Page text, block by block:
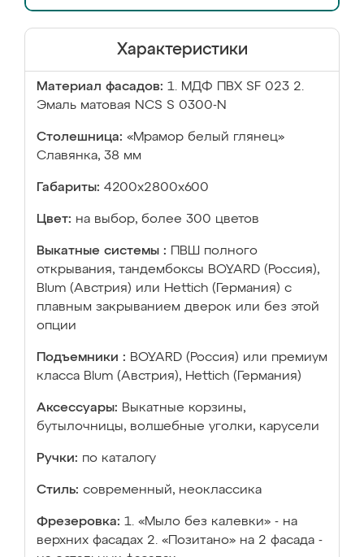
Характеристики
Материал фасадов: 1. МДФ ПВХ SF 023 2.
Эмаль матовая NCS S 0300-N
Столешница: «Мрамор белый глянец»
Славянка, 38 мм
Габариты: 4200х2800х600
Цвет: на выбор, более 300 цветов
Выкатные системы :
ПВШ полного
открывания, тандембоксы BOYARD (Россия),
Blum (Австрия) или Hettich (Германия) с
плавным закрыванием дверок или без этой
опции
Подъемники : BOYARD (Россия) или премиум
класса Blum (Австрия), Hettich (Германия)
Аксессуары: Выкатные корзины,
бутылочницы, волшебные уголки, карусели
Ручки: по каталогу
Стиль: современный, неоклассика
Фрезеровка: 1. «Мыло без калевки» - на
верхних фасадах 2. «Позитано» на 2 фасада -